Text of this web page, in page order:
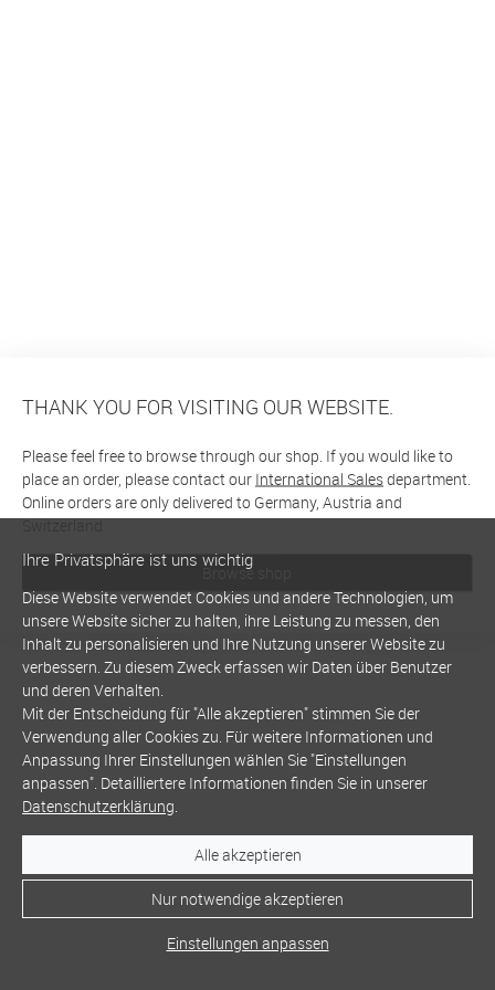
THANK YOU FOR VISITING OUR WEBSITE.
Please feel free to browse through our shop. If you would like to
place an order, please contact our International Salesdepartment.
Online orders are only delivered to Germany, Austria and
Switzerland
Browse shop
Ihre Privatsphäre ist uns wichtig
Diese Website verwendet Cookies und andere Technologien, um
unsere Website sicher zu halten, ihre Leistung zu messen, den
Inhalt zu personalisieren und Ihre Nutzung unserer Website zu
verbessern. Zu diesem Zweck erfassen wir Daten über Benutzer
und deren Verhalten.
Mit der Entscheidung für "Alle akzeptieren" stimmen Sie der
Verwendung aller Cookies zu. Für weitere Informationen und
Anpassung Ihrer Einstellungen wählen Sie "Einstellungen
anpassen". Detailliertere Informationen finden Sie in unserer
Datenschutzerklärung.
Alle akzeptieren
Nur notwendige akzeptieren
Einstellungen anpassen